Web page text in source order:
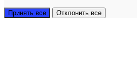
Принять все Отклонить все